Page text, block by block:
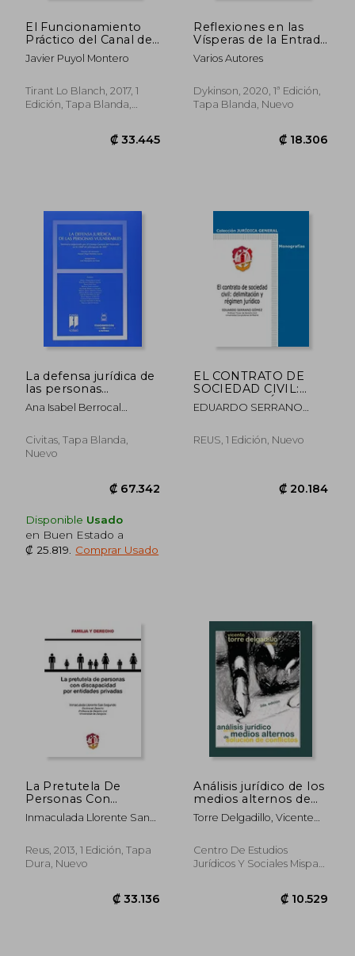
₡ 19.439
El Funcionamiento
Práctico del Canal de
Compliance
"Whistleblowing"
Javier Puyol Montero
Tirant Lo Blanch, 2017, 1
Edición, Tapa Blanda,
₡ 33.445
Reflexiones en las
Vísperas de la Entrada
en Vigor de la ley
Reguladora de los
Inmobiliario. Mesas
Redondas del Colegio
Varios Autores
Dykinson, 2020, 1ª Edición,
Tapa Blanda, Nuevo
La defensa jurídica de
las personas
vulnerables (Estudios
y Comentarios de
Ana Isabel Berrocal
Civitas, Tapa Blanda,
Nuevo
Disponible Usado
en Buen Estado a
₡ 25.819
Comprar Usado
EL CONTRATO DE
SOCIEDAD CIVIL:
DELIMITACIÓN Y
RÉGIMEN JURÍDICO
EDUARDO SERRANO
REUS, 1 Edición, Nuevo
La Pretutela De
Personas Con
Discapacidad Por
Entidades Privadas
Inmaculada Llorente San
Reus, 2013, 1 Edición, Tapa
Dura, Nuevo
Análisis jurídico de los
medios alternos de
solución de conflictos
Torre Delgadillo, Vicente
Centro De Estudios
Jurídicos Y Sociales Mispat,